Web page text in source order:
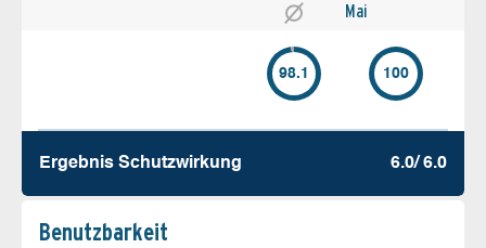
Mai
98.1 100
Ergebnis Schutz­wirkung 6.0/ 6.0
Benutz­barkeit